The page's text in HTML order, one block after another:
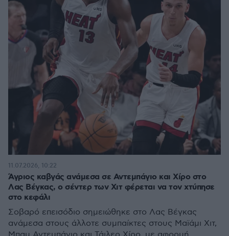
Άγριος καβγάς ανάμεσα σε Αντεμπάγιο και Χίρο στο
Λας Βέγκας, o σέντερ των Χιτ φέρεται να τον χτύπησε
στο κεφάλι
Σοβαρό επεισόδιο σημειώθηκε στο Λας Βέγκας
ανάμεσα στους άλλοτε συμπαίκτες στους Μαϊάμι Χιτ,
11.07.2026, 10:22